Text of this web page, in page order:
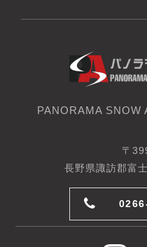
PANORAMA SNOW
〒
長野県諏訪郡富